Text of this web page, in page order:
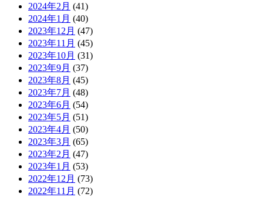
2024年2月 (41)
2024年1月 (40)
2023年12月 (47)
2023年11月 (45)
2023年10月 (31)
2023年9月 (37)
2023年8月 (45)
2023年7月 (48)
2023年6月 (54)
2023年5月 (51)
2023年4月 (50)
2023年3月 (65)
2023年2月 (47)
2023年1月 (53)
2022年12月 (73)
2022年11月 (72)